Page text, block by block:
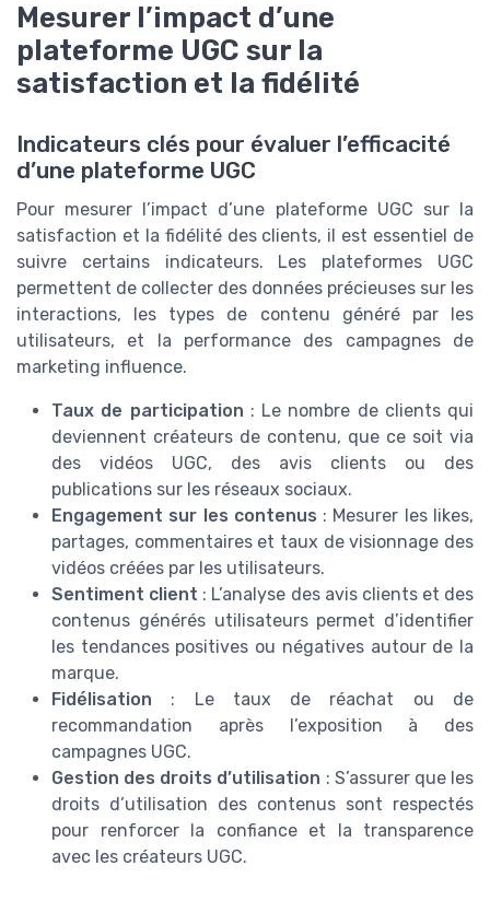
Mesurer l’impact d’une
plateforme UGC sur la
satisfaction et la fidélité
Indicateurs clés pour évaluer l’efficacité
d’une plateforme UGC
Pour mesurer l’impact d’une plateforme UGC sur la
satisfaction et la fidélité des clients, il est essentiel de
suivre certains indicateurs. Les plateformes UGC
permettent de collecter des données précieuses sur les
interactions, les types de contenu généré par les
utilisateurs, et la performance des campagnes de
marketing influence.
Taux de participation : Le nombre de clients qui
deviennent créateurs de contenu, que ce soit via
des vidéos UGC, des avis clients ou des
publications sur les réseaux sociaux.
Engagement sur les contenus : Mesurer les likes,
partages, commentaires et taux de visionnage des
vidéos créées par les utilisateurs.
Sentiment client : L’analyse des avis clients et des
contenus générés utilisateurs permet d’identifier
les tendances positives ou négatives autour de la
marque.
Fidélisation : Le taux de réachat ou de
recommandation après l’exposition à des
campagnes UGC.
Gestion des droits d’utilisation : S’assurer que les
droits d’utilisation des contenus sont respectés
pour renforcer la confiance et la transparence
avec les créateurs UGC.